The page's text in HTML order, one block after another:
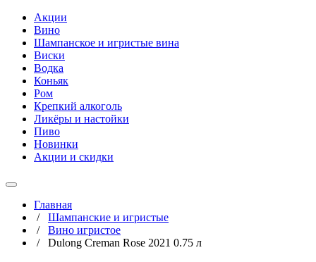
Акции
Вино
Шампанское и игристые вина
Виски
Водка
Коньяк
Ром
Крепкий алкоголь
Ликёры и настойки
Пиво
Новинки
Акции и скидки
Главная
/ Шампанские и игристые
/ Вино игристое
/ Dulong Creman Rose 2021 0.75 л